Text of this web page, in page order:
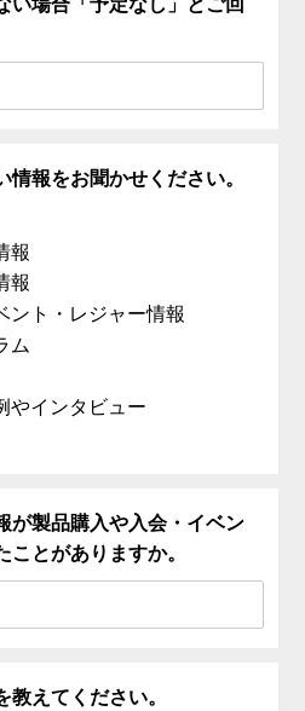
情報をお聞かせください。
報
報
ント・レジャー情報
ム
やインタビュー
が製品購入や入会・イベン
ことがありますか。
教えてください。